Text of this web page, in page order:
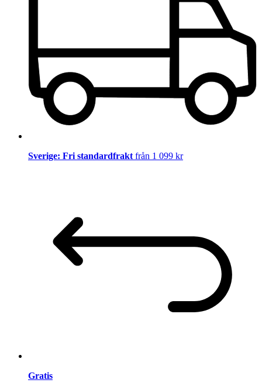
Sverige: Fri standardfrakt från 1 099 kr
Gratis